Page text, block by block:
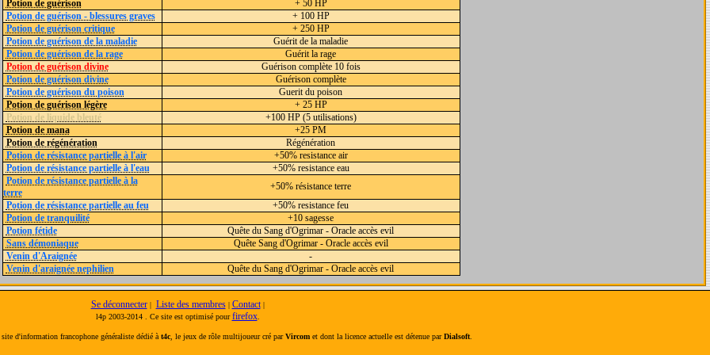
Potion de guérison
+ 50 HP
Potion de guérison - blessures graves
+ 100 HP
Potion de guérison critique
+ 250 HP
Potion de guérison de la maladie
Guérit de la maladie
Potion de guérison de la rage
Guérit la rage
Potion de guérison divine
Guérison complète 10 fois
Potion de guérison divine
Guérison complète
Potion de guérison du poison
Guerit du poison
Potion de guérison légère
+ 25 HP
Potion de liquide bleuté
+100 HP (5 utilisations)
Potion de mana
+25 PM
Potion de régénération
Régénération
Potion de résistance partielle à l'air
+50% resistance air
Potion de résistance partielle à l'eau
+50% resistance eau
Potion de résistance partielle à la
terre
+50% résistance terre
Potion de résistance partielle au feu
+50% resistance feu
Potion de tranquilité
+10 sagesse
Potion fétide
Quête du Sang d'Ogrimar - Oracle accès evil
Sans démoniaque
Quête Sang d'Ogrimar - Oracle accès evil
Venin d'Araignée
-
Venin d'araignée nephilien
Quête du Sang d'Ogrimar - Oracle accès evil
Se déconnecter| Liste des membres| Contact|
l4p 2003-2014 . Ce site est optimisé pourfirefox.
d'information francophone généraliste dédié à t4c, le jeux de rôle multijoueur cré parVircomet dont la licence actuelle est détenue parDialsoft.